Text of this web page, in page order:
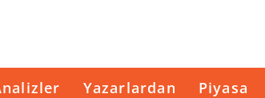
Yazarlardan Piyasa